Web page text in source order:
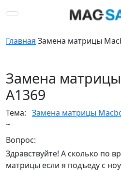
Главная Замена матрицы
Замена
A1369
Тема: Замена матрицы
~
Вопрос:
Здравствуйте! А сколько по
матрицы если я подъеду с